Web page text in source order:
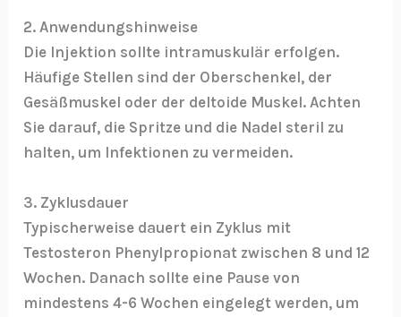
2. Anwendungshinweise
Die Injektion sollte intramuskulär erfolgen.
Häufige Stellen sind der Oberschenkel, der
Gesäßmuskel oder der deltoide Muskel. Achten
Sie darauf, die Spritze und die Nadel steril zu
halten, um Infektionen zu vermeiden.
3. Zyklusdauer
Typischerweise dauert ein Zyklus mit
Testosteron Phenylpropionat zwischen 8 und 12
Wochen. Danach sollte eine Pause von
mindestens 4-6 Wochen eingelegt werden, um